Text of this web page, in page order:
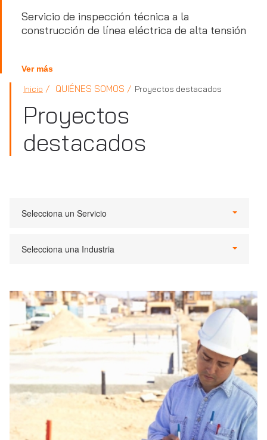
Servicio de inspección técnica a la
construcción de línea eléctrica de alta tensión
Ver más
Inicio QUIÉNES SOMOS Proyectos destacados
Proyectos
destacados
Selecciona un Servicio
Selecciona una Industria